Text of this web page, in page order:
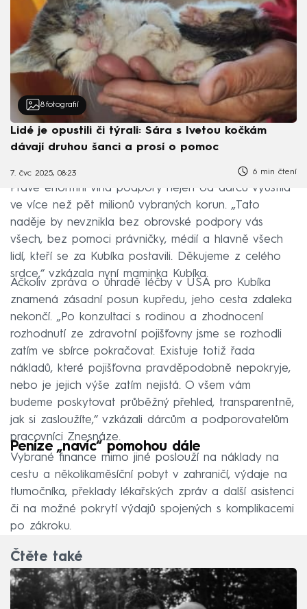
8 fotografií
Lidé je opustili či týrali: Sára s Ivetou kočkám
dávají druhou šanci a prosí o pomoc
7. čvc 2025, 08:23 6 min čtení
Právě enormní vlna podpory nejen od dárců vyústila
ve více než pět milionů vybraných korun. „Tato
naděje by nevznikla bez obrovské podpory vás
všech, bez pomoci právničky, médií a hlavně všech
lidí, kteří se za Kubíka postavili. Děkujeme z celého
srdce,“ vzkázala nyní maminka Kubíka.
Ačkoliv zpráva o úhradě léčby v USA pro Kubíka
znamená zásadní posun kupředu, jeho cesta zdaleka
nekončí. „Po konzultaci s rodinou a zhodnocení
rozhodnutí ze zdravotní pojišťovny jsme se rozhodli
zatím ve sbírce pokračovat. Existuje totiž řada
nákladů, které pojišťovna pravděpodobně nepokryje,
nebo je jejich výše zatím nejistá. O všem vám
budeme poskytovat průběžný přehled, transparentně,
jak si zasloužíte,“ vzkázali dárcům a podporovatelům
pracovníci Znesnáze.
Peníze „navíc“ pomohou dále
Vybrané finance mimo jiné poslouží na náklady na
cestu a několikaměsíční pobyt v zahraničí, výdaje na
tlumočníka, překlady lékařských zpráv a další asistenci
či na možné pokrytí výdajů spojených s komplikacemi
po zákroku.
Čtěte také